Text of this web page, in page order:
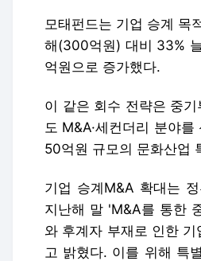
모태펀드는 기업 승계 목
해(300억원) 대비 33%
억원으로 증가했다.
이 같은 회수 전략은 중
도 M&A·세컨더리 분야
50억원 규모의 문화산업
기업 승계M&A 확대는
지난해 말 'M&A를 통한
와 후계자 부재로 인한
고 밝혔다. 이를 위해 특